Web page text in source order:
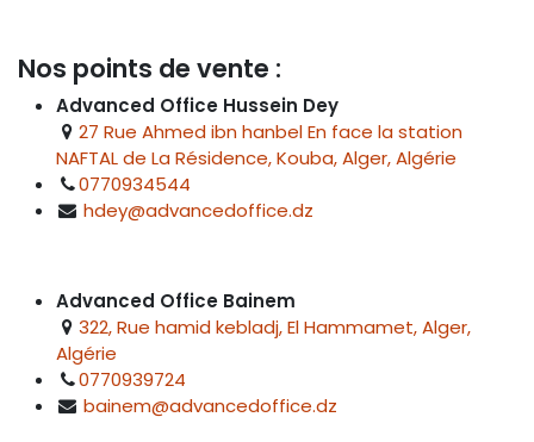
Nos points de vente :
Advanced Office Hussein Dey
27 Rue Ahmed ibn hanbel En face la station
NAFTAL de La Résidence, Kouba, Alger, Algérie
0770934544
hdey@advancedoffice.dz
Advanced Office Bainem
322, Rue hamid kebladj, El Hammamet, Alger,
Algérie
0770939724
bainem@advancedoffice.dz